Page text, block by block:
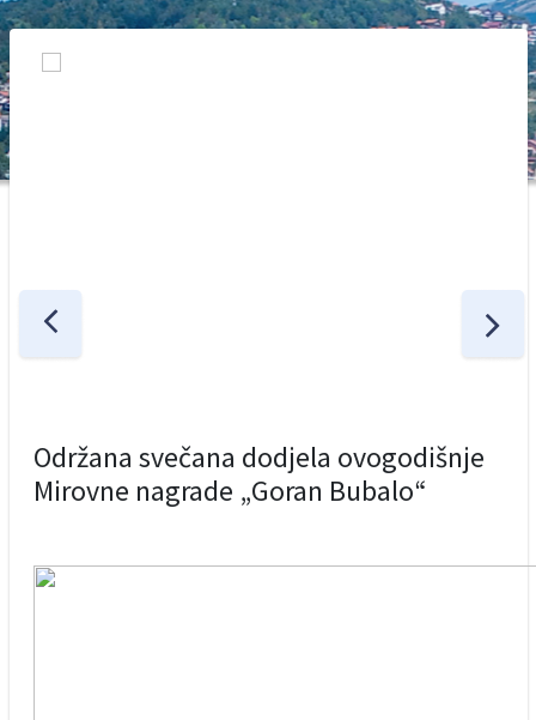
Održana svečana dodjela ovogodišnje
Mirovne nagrade „Goran Bubalo“